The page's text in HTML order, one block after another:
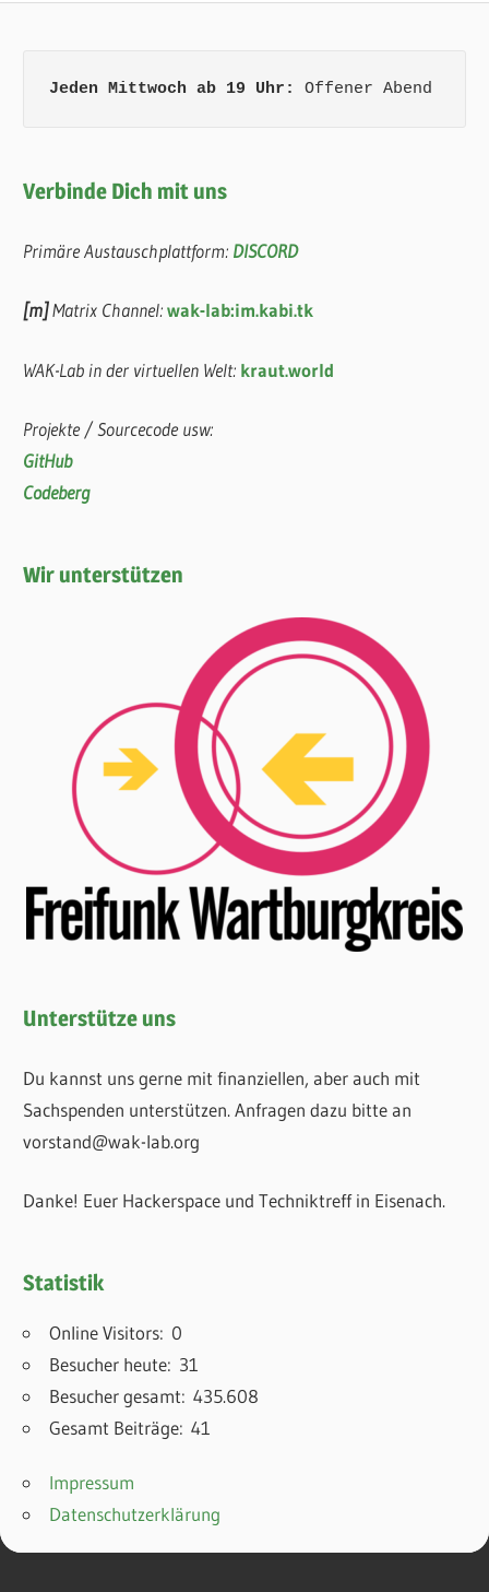
Jeden Mittwoch ab 19 Uhr: Offener Abend
Verbinde Dich mit uns
Primäre Austauschplattform: DISCORD
[m]Matrix Channel:wak-lab:im.kabi.tk
WAK-Lab in der virtuellen Welt: kraut.world
Projekte / Sourcecode usw:
GitHub
Codeberg
Wir unterstützen
Unterstütze uns
Du kannst uns gerne mit finanziellen, aber auch mit
Sachspenden unterstützen. Anfragen dazu bitte an
vorstand@wak-lab.org
Danke! Euer Hackerspace und Techniktreff in Eisenach.
Statistik
Online Visitors: 0
Besucher heute: 31
Besucher gesamt:435.608
Gesamt Beiträge:41
Impressum
Datenschutzerklärung